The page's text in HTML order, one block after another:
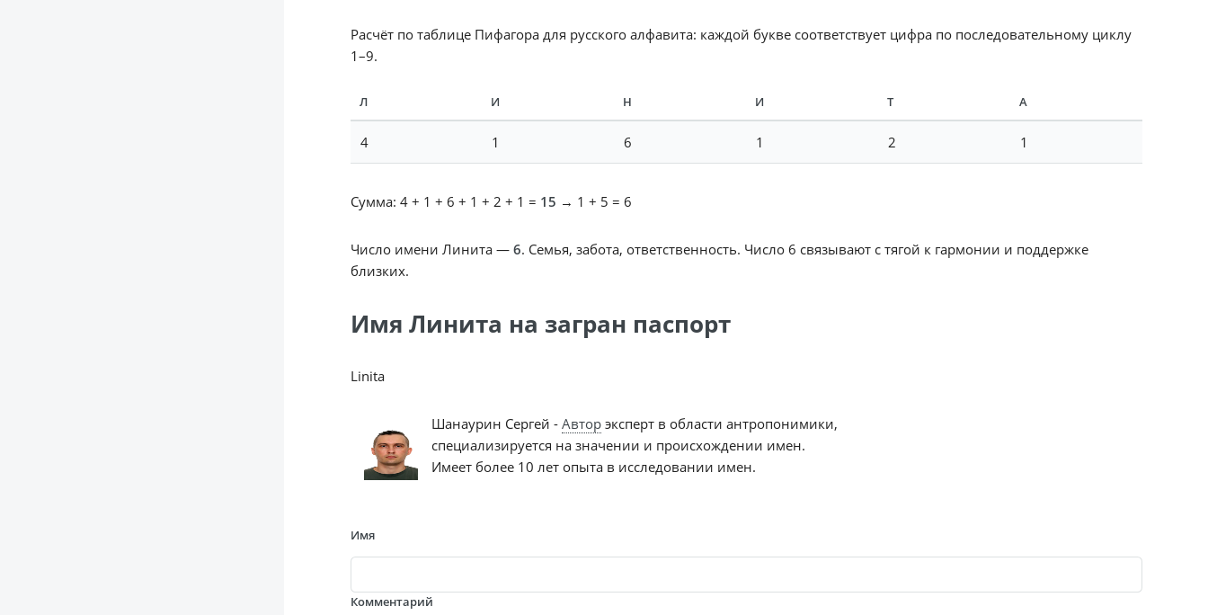
Расчёт по таблице Пифагора для русского алфавита: каждой букве соответствует цифра по последовательному циклу
1–9.
Л И Н И Т А
4 1 6 1 2 1
Сумма: 4 + 1 + 6 + 1 + 2 + 1 = 15 → 1 + 5 = 6
Число имени Линита — 6. Семья, забота, ответственность. Число 6 связывают с тягой к гармонии и поддержке
близких.
Имя Линита на загран паспорт
Linita
Шанаурин Сергей - Авторэксперт в области антропонимики,
специализируется на значении и происхождении имен.
Имеет более 10 лет опыта в исследовании имен.
Имя
Комментарий